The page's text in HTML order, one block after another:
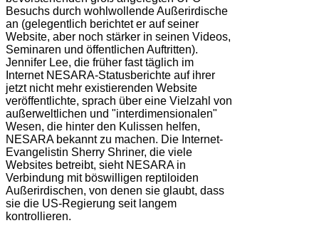
Besuchs durch wohlwollende Außerirdische
an (gelegentlich berichtet er auf seiner
Website, aber noch stärker in seinen Videos,
Seminaren und öffentlichen Auftritten).
Jennifer Lee, die früher fast täglich im
Internet NESARA-Statusberichte auf ihrer
jetzt nicht mehr existierenden Website
veröffentlichte, sprach über eine Vielzahl von
außerweltlichen und "interdimensionalen"
Wesen, die hinter den Kulissen helfen,
NESARA bekannt zu machen. Die Internet-
Evangelistin Sherry Shriner, die viele
Websites betreibt, sieht NESARA in
Verbindung mit böswilligen reptiloiden
Außerirdischen, von denen sie glaubt, dass
sie die US-Regierung seit langem
kontrollieren.